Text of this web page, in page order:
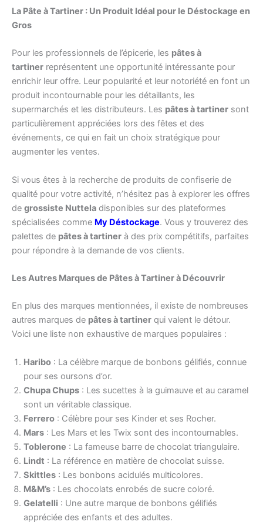
La Pâte à Tartiner : Un Produit Idéal pour le Déstockage en
Gros
Pour les professionnels de l’épicerie, les pâtes à
tartiner représentent une opportunité intéressante pour
enrichir leur offre. Leur popularité et leur notoriété en font un
produit incontournable pour les détaillants, les
supermarchés et les distributeurs. Les pâtes à tartiner sont
particulièrement appréciées lors des fêtes et des
événements, ce qui en fait un choix stratégique pour
augmenter les ventes.
Si vous êtes à la recherche de produits de confiserie de
qualité pour votre activité, n’hésitez pas à explorer les offres
de grossiste Nuttela disponibles sur des plateformes
spécialisées comme My Déstockage. Vous y trouverez des
palettes de pâtes à tartiner à des prix compétitifs, parfaites
pour répondre à la demande de vos clients.
Les Autres Marques de Pâtes à Tartiner à Découvrir
En plus des marques mentionnées, il existe de nombreuses
autres marques de pâtes à tartiner qui valent le détour.
Voici une liste non exhaustive de marques populaires :
Haribo : La célèbre marque de bonbons gélifiés, connue
pour ses oursons d’or.
Chupa Chups : Les sucettes à la guimauve et au caramel
sont un véritable classique.
Ferrero : Célèbre pour ses Kinder et ses Rocher.
Mars : Les Mars et les Twix sont des incontournables.
Toblerone : La fameuse barre de chocolat triangulaire.
Lindt : La référence en matière de chocolat suisse.
Skittles : Les bonbons acidulés multicolores.
M&M’s : Les chocolats enrobés de sucre coloré.
Gelatelli : Une autre marque de bonbons gélifiés
appréciée des enfants et des adultes.